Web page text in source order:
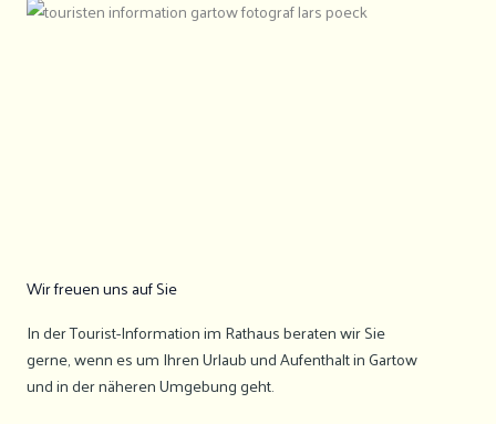
Wir freuen uns auf Sie
In der Tourist-Information im Rathaus beraten wir Sie
gerne, wenn es um Ihren Urlaub und Aufenthalt in Gartow
und in der näheren Umgebung geht.